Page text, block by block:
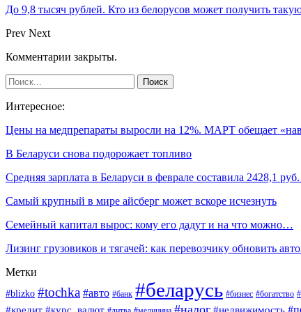
До 9,8 тысяч рублей. Кто из белорусов может получить
Prev Next
Комментарии закрыты.
Интересное:
Цены на медпрепараты выросли на 12%. МАРТ обещает
В Беларуси снова подорожает топливо
Средняя зарплата в Беларуси в феврале составила 2428,1
Самый крупный в мире айсберг может вскоре исчезнуть
Семейный капитал вырос: кому его дадут и на что можно…
Лизинг грузовиков и тягачей: как перевозчику обновить
Метки
#blizko #tochka #авто #банк #беларусь #бизнес #богатство
#кредит #курс_валют #налог